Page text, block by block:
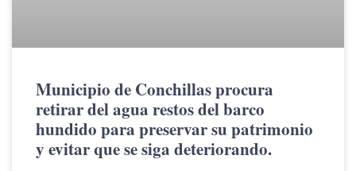
Municipio de Conchillas procura
retirar del agua restos del barco
hundido para preservar su patrimonio
y evitar que se siga deteriorando.